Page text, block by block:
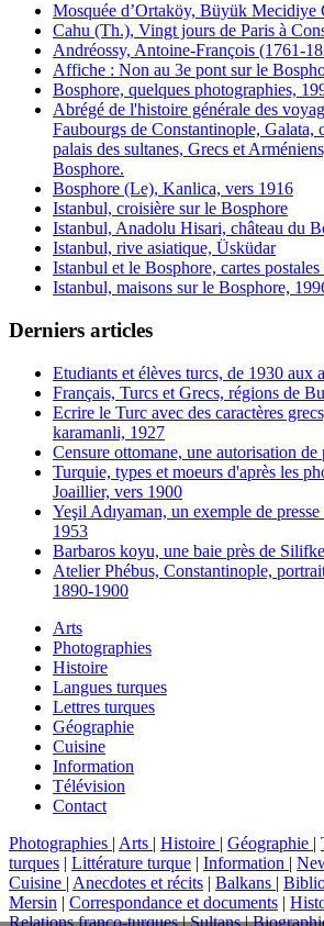
Mosquée d’Ortaköy, Büyük Mecidiye
Cahu (Th.), Vingt jours de Paris à
Andréossy, Antoine-François (1761-
Affiche : Non au 3e pont sur le
Bosphore, quelques photographies,
Abrégé de l'histoire générale des
Faubourgs de Constantinople, Galata,
palais des sultanes, Grecs et
Bosphore.
Bosphore (Le), Kanlica, vers 1916
Istanbul, croisière sur le Bosphore
Istanbul, Anadolu Hisari, château du
Istanbul, rive asiatique, Üsküdar
Istanbul et le Bosphore, cartes postales
Istanbul, maisons sur le Bosphore,
Derniers articles
Etudiants et élèves turcs, de 1930 aux
Français, Turcs et Grecs, régions de
Ecrire le Turc avec des caractères
karamanli, 1927
Censure ottomane, une autorisation
Turquie, types et moeurs d'après les
Joaillier, vers 1900
Yeşil Adıyaman, un exemple de
1953
Barbaros koyu, une baie près de Silifke
Atelier Phébus, Constantinople,
1890-1900
Arts
Photographies
Histoire
Langues turques
Lettres turques
Géographie
Cuisine
Information
Télévision
Contact
Photographies | Arts | Histoire | Géographie |
turques | Littérature turque | Information |
Cuisine | Anecdotes et récits | Balkans |
Mersin | Correspondance et documents |
Relations franco-turques|Sultans|